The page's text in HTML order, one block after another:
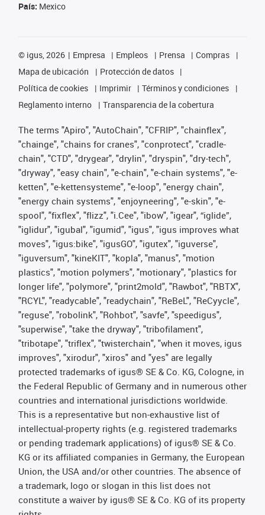
País: Mexico
© igus, 2026 Empresa Empleos Prensa
Compras
Mapa de ubicación
Protección de datos
Política de cookies
Imprimir
Términos y condiciones
Reglamento interno
Transparencia de la cobertura
The terms "Apiro", "AutoChain", "CFRIP", "chainflex",
"chainge", "chains for cranes", "conprotect", "cradle-
chain", "CTD", "drygear", "drylin", "dryspin", "dry-tech",
"dryway", "easy chain", "e-chain", "e-chain systems", "e-
ketten", "e-kettensysteme", "e-loop", "energy chain",
"energy chain systems", "enjoyneering", "e-skin", "e-
spool", "fixflex", "flizz", "i.Cee", "ibow", "igear", “iglide”,
"iglidur", "igubal", "igumid", "igus", "igus improves what
moves", "igus:bike", "igusGO", "igutex", "iguverse",
"iguversum", "kineKIT", "kopla", "manus", "motion
plastics", "motion polymers", "motionary", "plastics for
longer life", "polymore", "print2mold", "Rawbot", "RBTX",
"RCYL", "readycable", "readychain", "ReBeL", "ReCyycle",
"reguse", "robolink", "Rohbot", "savfe", "speedigus",
"superwise", "take the dryway", "tribofilament",
"tribotape", "triflex", "twisterchain", "when it moves, igus
improves", "xirodur", "xiros" and "yes" are legally
protected trademarks of igus® SE & Co. KG, Cologne, in
the Federal Republic of Germany and in numerous other
countries and international jurisdictions worldwide.
This is a representative but non-exhaustive list of
intellectual-property rights (e.g. registered trademarks
or pending trademark applications) of igus® SE & Co.
KG or its affiliated companies in Germany, the European
Union, the USA and/or other countries. The absence of
a trademark, logo or slogan in this list does not
constitute a waiver by igus® SE & Co. KG of its property